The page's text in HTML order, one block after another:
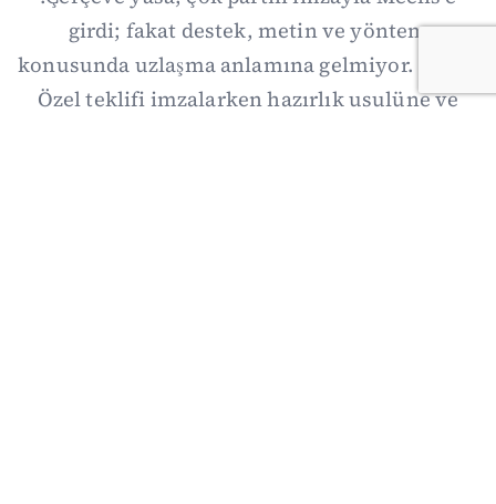
girdi; fakat destek, metin ve yöntem
konusunda uzlaşma anlamına gelmiyor. Özgür
Özel teklifi imzalarken hazırlık usulüne ve